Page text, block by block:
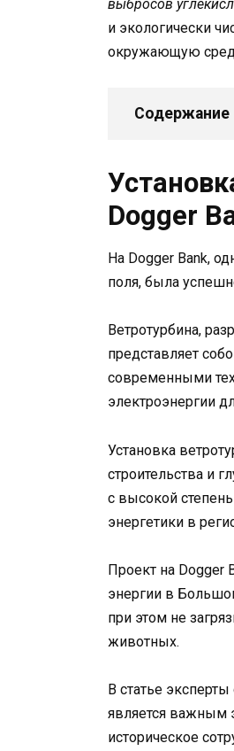
выбросов
и экологически
окружающую
Содержание
Dogger
На Dogger Bank,
поля, была
Ветротурбина,
представляет
современными
электроэнергии
Установка
строительства и
с высокой
энергетики в
Проект на Dogger
энергии в
при этом не
животных.
В статье
является важным
историческое